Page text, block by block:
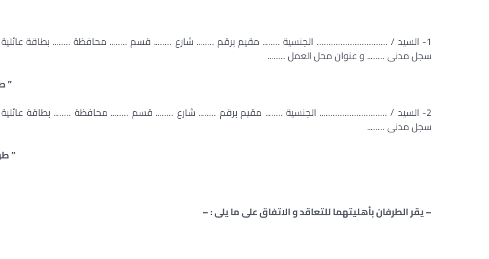
1- السيد / ………………………… الجنسية …….. مقيم برقم …….. شارع …….. قسم …….. محافظة …….. بطاقة
سجل مدنى …….. و عنوان محل العمل ……..
”
2- السيد / ……………………….. الجنسية …….. مقيم برقم …….. شارع …….. قسم …….. محافظة …….. بطاقة
سجل مدنى ……..
”
– يقر الطرفان بأهليتهما للتعاقد و الاتفاق على ما يلى : –